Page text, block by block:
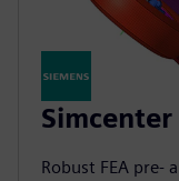
Robust FEA pre‑